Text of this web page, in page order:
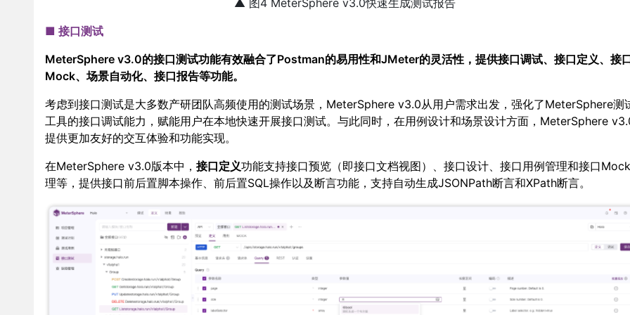
■ 接口测试
MeterSphere v3.0的接口测试功能有效融合了Postman的易用性和JMeter的灵活性，提供接口调试、接口定义、接
Mock、场景自动化、接口报告等功能。
考虑到接口测试是大多数产研团队高频使用的测试场景，MeterSphere v3.0从用户需求出发，强化了MeterSphere测
工具的接口调试能力，赋能用户在本地快速开展接口测试。与此同时，在用例设计和场景设计方面，MeterSphere
提供更加友好的交互体验和功能实现。
在MeterSphere v3.0版本中， 接口定义功能支持接口预览（即接口文档视图）、接口设计、接口用例管理和接口
理等，提供接口前后置脚本操作、前后置SQL操作以及断言功能，支持自动生成JSONPath断言和XPath断言。